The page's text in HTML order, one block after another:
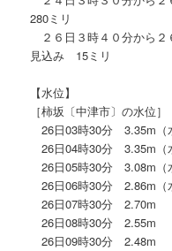
280ミリ
２６日３時４０分から２
見込み 15ミリ
【水位】
［柿坂〔中津市〕の水位］
26日03時30分 3.35m（
26日04時30分 3.35m（
26日05時30分 3.08m（
26日06時30分 2.86m（
26日07時30分 2.70m
26日08時30分 2.55m
26日09時30分 2.48m